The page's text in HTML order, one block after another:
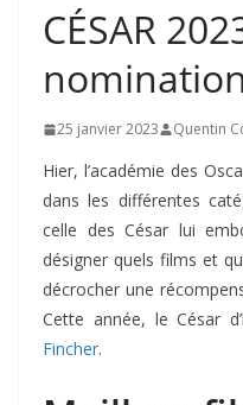
CÉSAR
25 janvier 2023 Quentin
Hier, l’académie des
dans les différentes
celle des César lui
désigner quels films et
décrocher une
Cette année, le César
Fincher.